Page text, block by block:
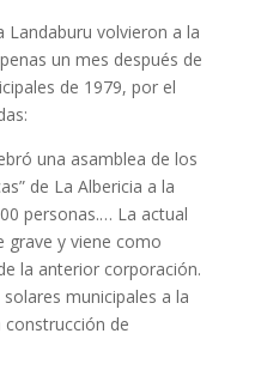
Landaburu volvieron a la
un mes después de
de 1979, por el
una asamblea de los
de La Albericia a la
personas.… La actual
grave y viene como
la anterior corporación.
municipales a la
construcción de